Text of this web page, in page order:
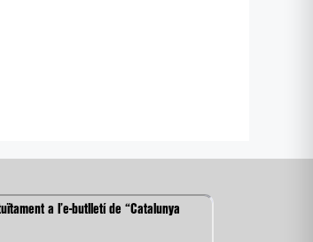
a l’e-butlletí de “Catalunya